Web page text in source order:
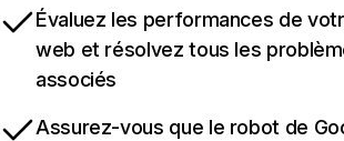
Évaluez les performances de
web et résolvez tous les
associés
Assurez-vous que le robot de